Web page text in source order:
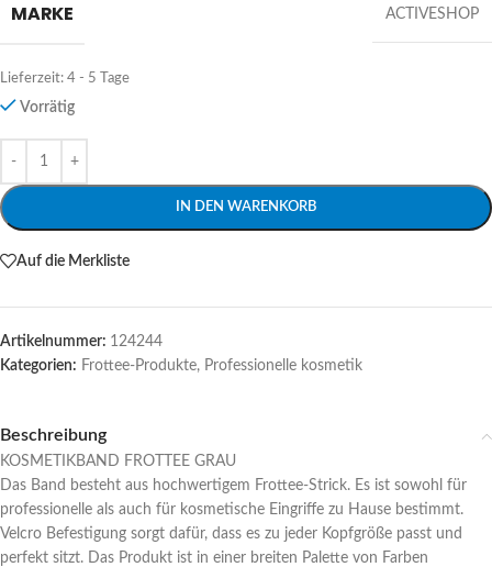
MARKE ACTIVESHOP
Lieferzeit: 4 - 5 Tage
Vorrätig
IN DEN WARENKORB
Alternative:
Auf die Merkliste
Artikelnummer: 124244
Kategorien: Frottee-Produkte, Professionelle kosmetik
Beschreibung
KOSMETIKBAND FROTTEE GRAU
Das Band besteht aus hochwertigem Frottee-Strick. Es ist sowohl für
professionelle als auch für kosmetische Eingriffe zu Hause bestimmt.
Velcro Befestigung sorgt dafür, dass es zu jeder Kopfgröße passt und
perfekt sitzt. Das Produkt ist in einer breiten Palette von Farben